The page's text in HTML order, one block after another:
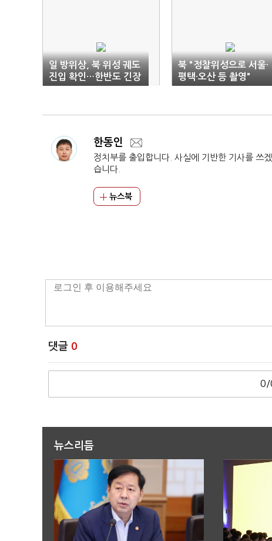
일 방위상, 북 위성 궤도
진입 확인…한반도 긴장
고조
북 "정찰위성으로 서울·
평택·오산 등 촬영"
한동인
정치부를 출입합니다. 사실에 기반한 기사를 쓰겠
습니다.
뉴스북
댓글 0
0/
뉴스리듬